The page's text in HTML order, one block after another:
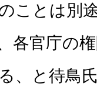
ことは別
各官庁の
、と待鳥